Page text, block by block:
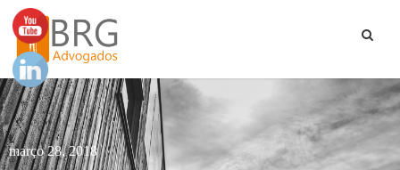
março 28, 2018